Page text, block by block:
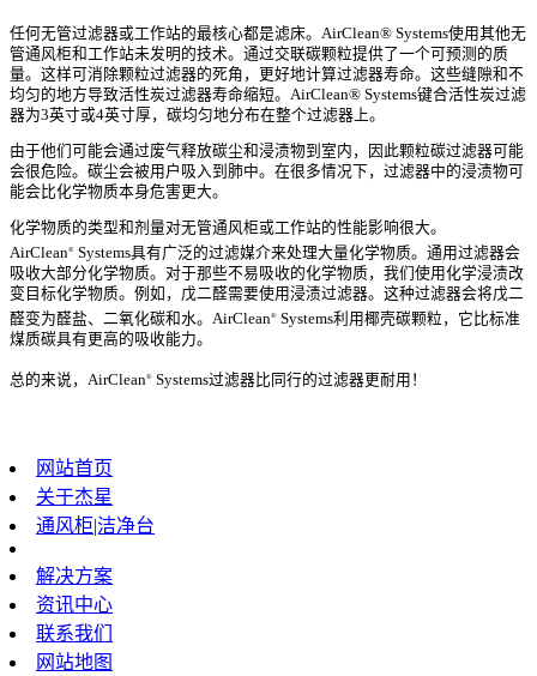
任何无管过滤器或工作站的最核心都是滤床。AirClean® Systems使用其他无
管通风柜和工作站未发明的技术。通过交联碳颗粒提供了一个可预测的质
量。这样可消除颗粒过滤器的死角，更好地计算过滤器寿命。这些缝隙和不
均匀的地方导致活性炭过滤器寿命缩短。AirClean® Systems键合活性炭过滤
器为3英寸或4英寸厚，碳均匀地分布在整个过滤器上。
由于他们可能会通过废气释放碳尘和浸渍物到室内，因此颗粒碳过滤器可能
会很危险。碳尘会被用户吸入到肺中。在很多情况下，过滤器中的浸渍物可
能会比化学物质本身危害更大。
化学物质的类型和剂量对无管通风柜或工作站的性能影响很大。
AirClean® Systems具有广泛的过滤媒介来处理大量化学物质。通用过滤器会
吸收大部分化学物质。对于那些不易吸收的化学物质，我们使用化学浸渍改
变目标化学物质。例如，戊二醛需要使用浸渍过滤器。这种过滤器会将戊二
醛变为醛盐、二氧化碳和水。AirClean® Systems利用椰壳碳颗粒，它比标准
煤质碳具有更高的吸收能力。
总的来说，AirClean® Systems过滤器比同行的过滤器更耐用！
网站首页
关于杰星
通风柜|洁净台
解决方案
资讯中心
联系我们
网站地图